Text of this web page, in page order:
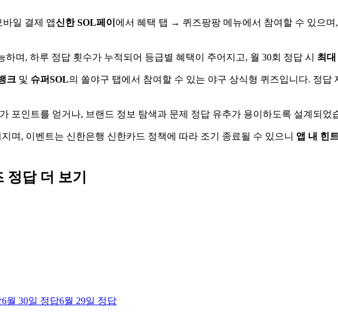
일 결제 앱신한 SOL페이 에서 혜택 탭 → 퀴즈팡팡 메뉴에서 참여할 수 있으며
며, 하루 정답 횟수가 누적되어 등급별 혜택이 주어지고, 월 30회 정답 시 최대
크 및 슈퍼SOL의 쏠야구 탭에서 참여할 수 있는 야구 상식형 퀴즈입니다. 정답
포인트를 얻거나, 브랜드 정보 탐색과 문제 정답 유추가 용이하도록 설계되었
며, 이벤트는 신한은행 신한카드 정책에 따라 조기 종료될 수 있으니 앱 내 힌
정답 더 보기
6월 30일 정답6월 29일 정답